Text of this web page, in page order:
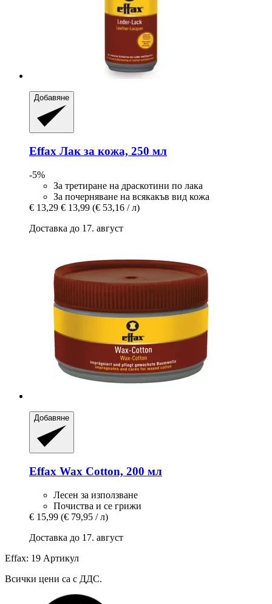
Добавяне
Effax Лак за кожа, 250 мл
-5%
За третиране на драскотини по лака
За почерняване на всякакъв вид кожа
€ 13,29 € 13,99 (€ 53,16 / л)
Доставка до 17. август
Добавяне
Effax Wax Cotton, 200 мл
Лесен за използване
Почиства и се грижи
€ 15,99 (€ 79,95 / л)
Доставка до 17. август
Effax: 19 Артикул
Всички цени са с ДДС.